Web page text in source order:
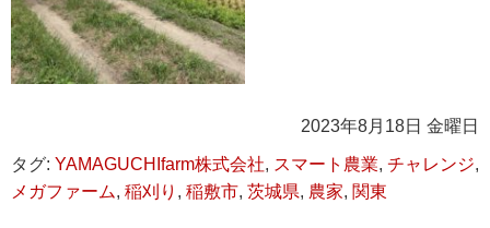
2023年8月18日 金曜日
タグ: YAMAGUCHIfarm株式会社, スマート農業, チャレンジ,
メガファーム, 稲刈り , 稲敷市, 茨城県, 農家, 関東